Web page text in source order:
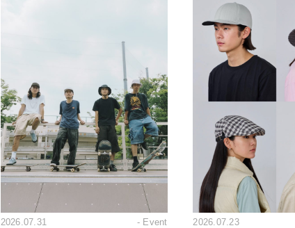
2026.07.31 - Event 2026.07.23